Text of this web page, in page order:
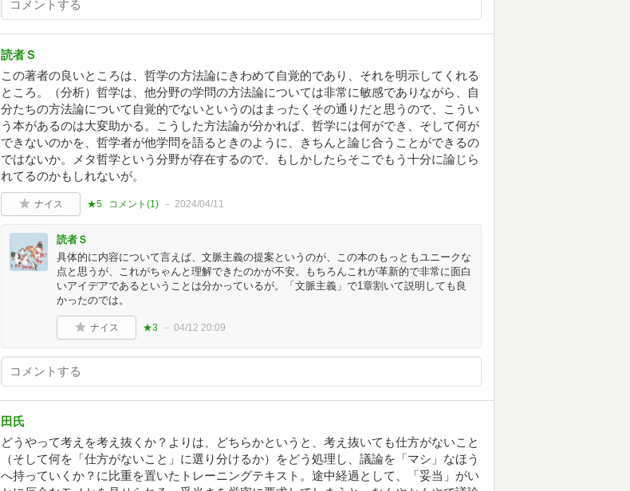
読者Ｓ
この著者の良いところは、哲学の方法論にきわめて自覚的であり、それを明示してくれる
ところ。（分析）哲学は、他分野の学問の方法論については非常に敏感でありながら、自
分たちの方法論について自覚的でないというのはまったくその通りだと思うので、こうい
う本があるのは大変助かる。こうした方法論が分かれば、哲学には何ができ、そして何が
できないのかを、哲学者が他学問を語るときのように、きちんと論じ合うことができるの
ではないか。メタ哲学という分野が存在するので、もしかしたらそこでもう十分に論じら
れてるのかもしれないが。
ナイス ★5 コメント(1) 2024/04/11
読者Ｓ
具体的に内容について言えば、文脈主義の提案というのが、この本のもっともユニークな
点と思うが、これがちゃんと理解できたのかが不安。もちろんこれが革新的で非常に面白
いアイデアであるということは分かっているが。「文脈主義」で1章割いて説明しても良
かったのでは。
ナイス ★3 04/12 20:09
田氏
どうやって考えを考え抜くか？よりは、どちらかというと、考え抜いても仕方がないこと
（そして何を「仕方がないこと」に選り分けるか）をどう処理し、議論を「マシ」なほう
へ持っていくか？に比重を置いたトレーニングテキスト。途中経過として、「妥当」がい